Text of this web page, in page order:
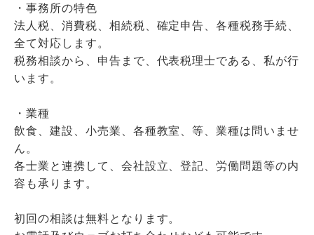
・事務所の特色
法人税、消費税、相続税、確定申告、各種税務手続、
全て対応します。
税務相談から、申告まで、代表税理士である、私が行
います。
・業種
飲食、建設、小売業、各種教室、等、業種は問いませ
ん。
各士業と連携して、会社設立、登記、労働問題等の内
容も承ります。
初回の相談は無料となります。